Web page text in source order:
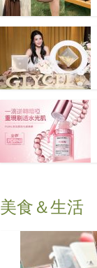
美食＆生活